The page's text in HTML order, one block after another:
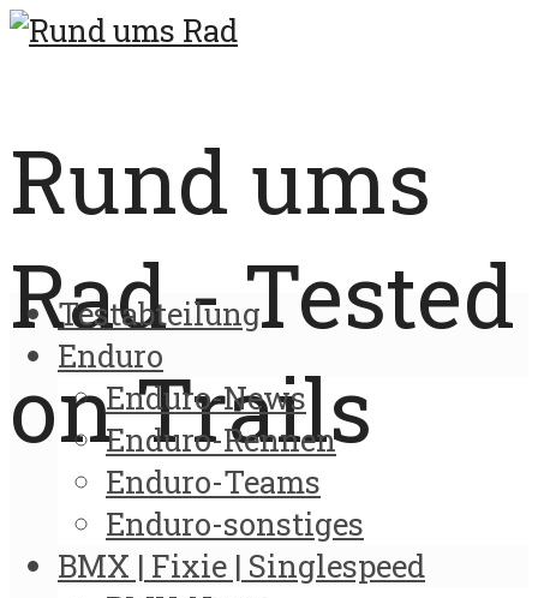
Rund ums
Rad - Tested
on Trails
Testabteilung
Enduro
Enduro-News
Enduro-Rennen
Enduro-Teams
Enduro-sonstiges
BMX | Fixie | Singlespeed